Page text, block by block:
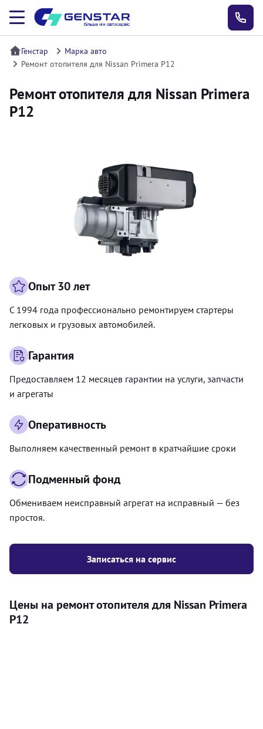
Генстар
Марка авто
Ремонт отопителя для Nissan Primera P12
Ремонт отопителя для Nissan Primera
P12
Записаться на сервис
Опыт 30 лет
С 1994 года профессионально ремонтируем стартеры
легковых и грузовых автомобилей.
Гарантия
Предоставляем 12 месяцев гарантии на услуги, запчасти
и агрегаты
Оперативность
Выполняем качественный ремонт в кратчайшие сроки
Подменный фонд
Обмениваем неисправный агрегат на исправный — без
простоя.
Цены на ремонт отопителя для Nissan Primera
P12